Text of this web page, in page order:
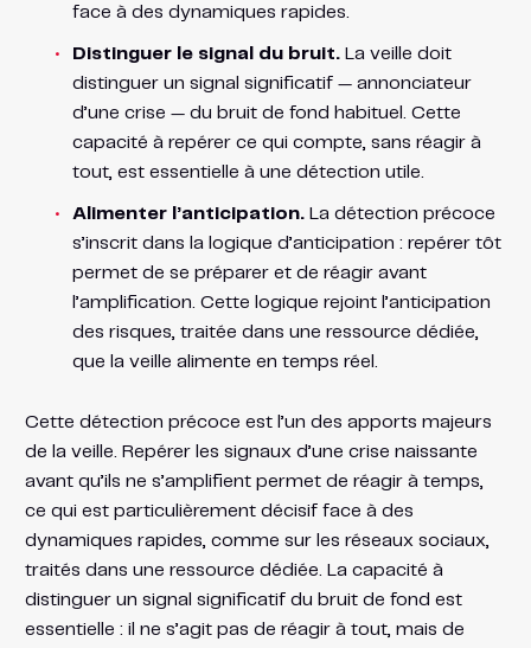
face à des dynamiques rapides.
Distinguer le signal du bruit.La veille doit
distinguer un signal significatif — annonciateur
d’une crise — du bruit de fond habituel. Cette
capacité à repérer ce qui compte, sans réagir à
tout, est essentielle à une détection utile.
Alimenter l’anticipation.La détection précoce
s’inscrit dans la logique d’anticipation : repérer tôt
permet de se préparer et de réagir avant
l’amplification. Cette logique rejoint l’anticipation
des risques, traitée dans une ressource dédiée,
que la veille alimente en temps réel.
Cette détection précoce est l’un des apports majeurs
de la veille. Repérer les signaux d’une crise naissante
avant qu’ils ne s’amplifient permet de réagir à temps,
ce qui est particulièrement décisif face à des
dynamiques rapides, comme sur les réseaux sociaux,
traités dans une ressource dédiée. La capacité à
distinguer un signal significatif du bruit de fond est
essentielle : il ne s’agit pas de réagir à tout, mais de